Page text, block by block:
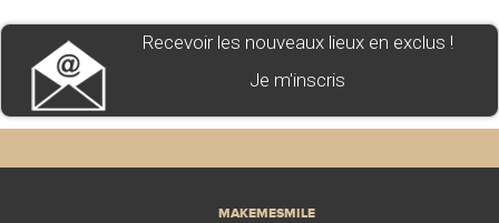
Recevoir les nouveaux lieux en exclus !
Je m'inscris
MAKEMESMILE